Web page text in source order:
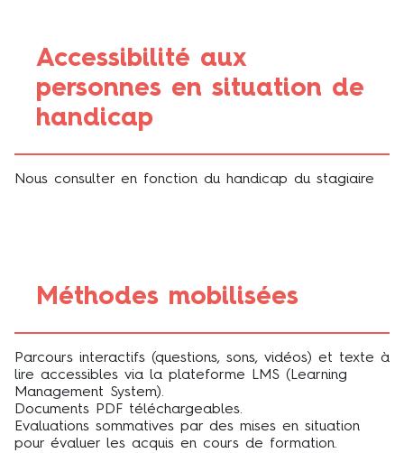
Accessibilité aux
personnes en situation de
handicap
Nous consulter en fonction du handicap du stagiaire
Méthodes mobilisées
Parcours interactifs (questions, sons, vidéos) et texte à
lire accessibles via la plateforme LMS (Learning
Management System).
Documents PDF téléchargeables.
Evaluations sommatives par des mises en situation
pour évaluer les acquis en cours de formation.